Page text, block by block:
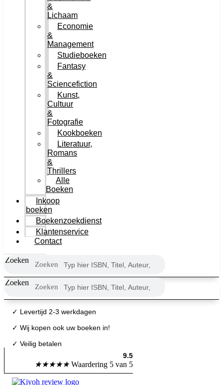
&
Lichaam
Economie
&
Management
Studieboeken
Fantasy
&
Sciencefiction
Kunst,
Cultuur
&
Fotografie
Kookboeken
Literatuur,
Romans
&
Thrillers
Alle
Boeken
Inkoop
boeken
Boekenzoekdienst
Klantenservice
Contact
Zoeken Zoeken
Zoeken Zoeken
✓ Levertijd 2-3 werkdagen
✓ Wij kopen ook uw boeken in!
✓ Veilig betalen
9.5
★★★★★ Waardering 5 van 5